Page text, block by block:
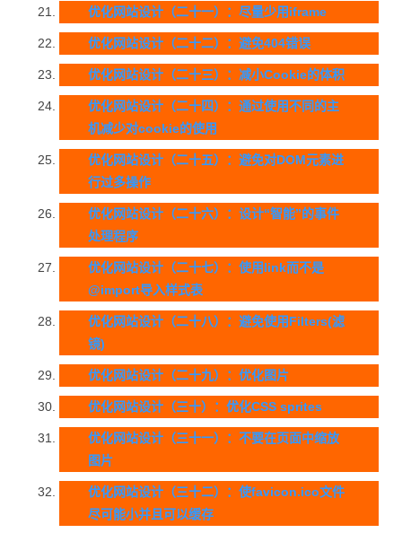
优化网站设计（二十一）：尽量少用iframe
优化网站设计（二十二）：避免404错误
优化网站设计（二十三）：减小Cookie的体积
优化网站设计（二十四）：通过使用不同的主
机减少对cookie的使用
优化网站设计（二十五）：避免对DOM元素进
行过多操作
优化网站设计（二十六）：设计“智能”的事件
处理程序
优化网站设计（二十七）：使用link而不是
@import导入样式表
优化网站设计（二十八）：避免使用Filters(滤
镜)
优化网站设计（二十九）：优化图片
优化网站设计（三十）：优化CSS sprites
优化网站设计（三十一）：不要在页面中缩放
图片
优化网站设计（三十二）：使favicon.ico文件
尽可能小并且可以缓存